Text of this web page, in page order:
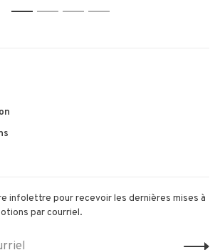
1 2 3 4
infolettre pour recevoir les dernières mises à
par courriel.